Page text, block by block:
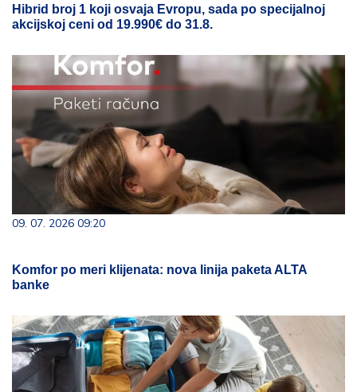
Hibrid broj 1 koji osvaja Evropu, sada po specijalnoj
akcijskoj ceni od 19.990€ do 31.8.
09. 07. 2026 09:20
Komfor po meri klijenata: nova linija paketa ALTA
banke